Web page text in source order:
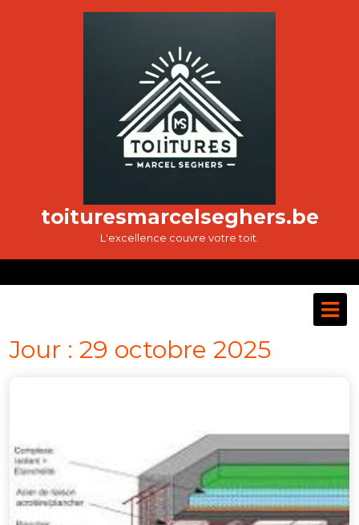
toituresmarcelseghers.be
L'excellence couvre votre toit.
Jour : 29 octobre 2025